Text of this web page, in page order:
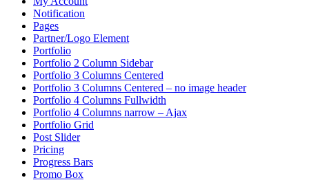
Notification
Pages
Partner/Logo Element
Portfolio
Portfolio 2 Column Sidebar
Portfolio 3 Columns Centered
Portfolio 3 Columns Centered – no image header
Portfolio 4 Columns Fullwidth
Portfolio 4 Columns narrow – Ajax
Portfolio Grid
Post Slider
Pricing
Progress Bars
Promo Box